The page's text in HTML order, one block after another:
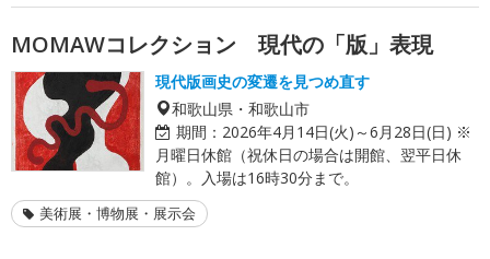
MOMAWコレクション 現代の「版」表現
現代版画史の変遷を見つめ直す
和歌山県・和歌山市
期間： 2026年4月14日(火)～6月28日(日) ※
月曜日休館（祝休日の場合は開館、翌平日休
館）。入場は16時30分まで。
美術展・博物展・展示会